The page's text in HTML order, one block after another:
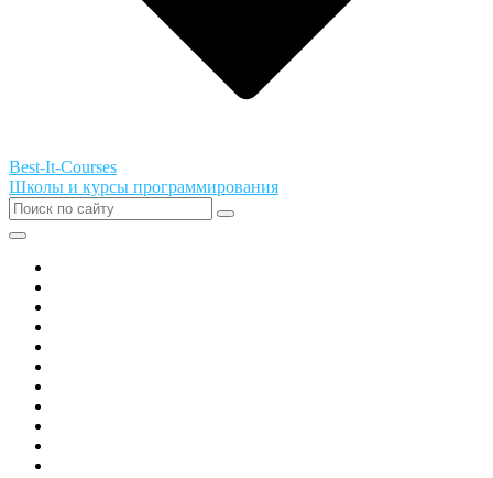
Best-It-Courses
Школы и курсы программирования